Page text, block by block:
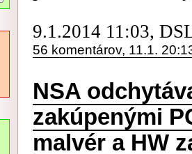
9.1.2014 11:03,
56 komentárov, 11.1.
NSA
zakúpenými
malvér a HW